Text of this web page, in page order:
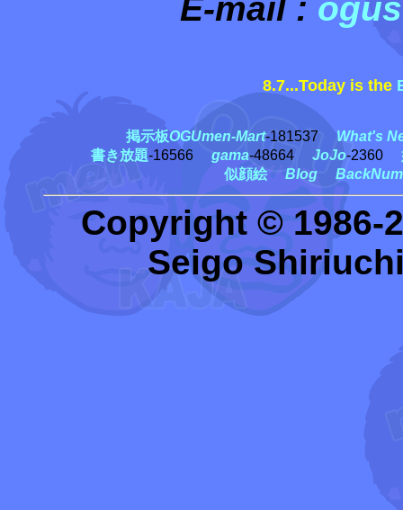
E-mail :
8.7...Today is the
掲示板OGUmen-Mart-181537What's
書き放題-16566 gama-48664 JoJo-2360
似顔絵
Blog
Copyright © 1986-
Seigo